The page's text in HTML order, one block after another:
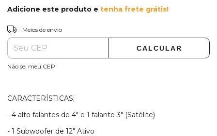
Adicione este produto e tenha frete grátis!
Entregas para o CEP:
Meios de envio
CALCULAR
Não sei meu CEP
CARACTERÍSTICAS;
- 4 alto falantes de 4" e 1 falante 3" (Satélite)
- 1 Subwoofer de 12" Ativo